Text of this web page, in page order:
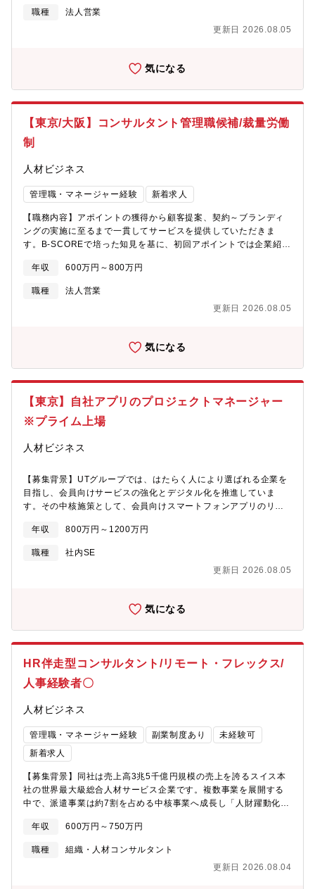
人事としても、現場の声を経営に届ける役割を担いながら、組織
じて、早期にマネジメントポジション、将来的には部長クラスを
ョンをお任せする可能性もあります。現場の裁量が大きく、スピ
ーディーに組織づくりへ関われる環境です。＜同社の強み＞■ワン
ストップソリューションで新たな価値を創造■「満足」を超えた
「感動」を提供：エンドユーザーへ付加価値の高い商品やサービ
スを提供することで、クライアントの利益の最大化を図ることが
可能です。■有名ホテルとの豊富な取引実績：誰もが知っている有
名ホテルと多数取引があり、イベントやパーティーといった場面
のマネジメントや組織運営にも携わっていただくことを期待して
います。＜具体的な業務内容＞■新規営業・潜在顧客、見込み顧客
へのアポイント獲得 ・サービス紹介・提案■顧客フォロー・コン
同席・課題に応じた改善提案 ・連携サポート・各種顧客連携【組
囲気：アクティブ、顧客へのコミット力、目標達成意欲が高い
サブマネージャーなどマネジメント職もお任せいたします。ブラ
ンディング理解を深め、アナリストとして専門性を極めたり、コ
可能です。【他社との違い】ブランディングに関わるすべての領
在籍しています。そのため、職種を越えた連携を通じて、幅広い
こと・メリット】・実践を通じて得られるブランディングの知
識・論理的に考え、戦略を組み立てる思考力・チームやプロジェ
クトを動かすマネジメント力・最後までやり切るプロジェクト遂
営者です。ビジョンや課題に真正面から向き合う経験が、自分の
視座を一段引き上げてくれます。
職種
法人営業
更新日 2026.08.05
気になる
【東京/大阪】コンサルタント管理職候補/裁量労働
制
人材ビジネス
管理職・マネージャー経験 新着求人
【職務内容】アポイントの獲得から顧客提案、契約～ブランディ
ングの実施に至るまで一貫してサービスを提供していただきま
す。B-SCOREで培った知見を基に、初回アポイントでは企業紹介
ービスの提案を実施します。その後、お客様とのコミュニケーシ
ョンを重ねてご契約をいただきます。契約後はチームを編成し、
プロジェクトを先頭で進行していただきます。顧客連携から企画
立案、プレゼンテーションや社内制作物のスケジュール管理やク
わっていただくことを期待しています。【組織構成・雰囲気】部
目標達成意欲が高い【キャリアパス】ご経験に応じてチームを率
いたします。ブランディング理解を深め、アナリストとして専門
性を極めたり、コンサルタントやエキスパート職など自身の強み
関わるすべての領域を自社で担っていることから、クリエイティ
きます。【学べること・メリット】・ブランディングに関する知
識と実践的なスキルの習得・論理的思考力を養い、戦略立案や課
題解決に応用する力・チームやプロジェクトを円滑に推進するマ
ネジメントスキル・計画から実行、改善までやり抜くプロジェク
ニケーション能力・課題を適切に捉え、提案・実行へとつなげる
年収 600万円～800万円
職種
法人営業
更新日 2026.08.05
気になる
【東京】自社アプリのプロジェクトマネージャー
※プライム上場
人材ビジネス
【募集背景】UTグループでは、はたらく人により選ばれる企業を
目指し、会員向けサービスの強化とデジタル化を推進していま
す。その中核施策として、会員向けスマートフォンアプリのリリ
能改善や追加開発を進めていくフェーズです。【ミッション】ア
プリの価値向上に向けて、事業部門や開発ベンダーと連携しなが
ら、改善企画から開発ディレクションまでを担う人材を募集しま
す。ユーザー視点と事業視点の双方を持ち、会員向けサービスの
設計、ベンダーマネジメント、保守・ステークホルダー（経営、
両面からの業務課題・ビジネス課題の抽出、対策設計、システム
遣する社員が使用するアプリを今年の夏にリリース予定です。
（現在はUTアプリという社員向けのアプリがありますが、後々統
クも並行して動いています。アプリリリース後、社内からのリク
的な開発につなげていく役割をお願いしたいと考えています。ベ
ンダー数：4～5社【組織構成】オウンドメディアユニット情報シ
ステムファンクション（22名）【働き方】■在宅：週３回可能■フ
レックス制度：あり■残業時間：15時間■年間休日：124日【キャ
リアパス】幅広いキャリアプランを描くことが可能です。■マネジ
メントラインでの昇格（組織長）■ITスペシャリストとしての昇格
の魅力】■直接、経営者、ビジネスの最前線にいる事業会社（現
域から推進することができます。■特定領域のプロジェクトマネジ
メントの裁量が与えられ、自立的に仕事を進めることができます■
年収 800万円～1200万円
職種
社内SE
更新日 2026.08.05
気になる
HR伴走型コンサルタント/リモート・フレックス/
人事経験者〇
人材ビジネス
管理職・マネージャー経験 副業制度あり
未経験可
新着求人
【募集背景】同社は売上高3兆5千億円規模の売上を誇るスイス本
社の世界最大級総合人材サービス企業です。複数事業を展開する
中で、派遣事業は約7割を占める中核事業へ成長し「人財躍動化」
大事にしてきた【人財躍動化】を実現すべく生まれたコンサルテ
ィング事業本部は、派遣や紹介で支援が難しい領域をカバーす
る、人事全般のコンサルティングを行い、人財が力を最大限に発
揮するための制度づくりや教育の支援など、これまでにない様々
年収 600万円～750万円
職種
組織・人材コンサルタント
更新日 2026.08.04